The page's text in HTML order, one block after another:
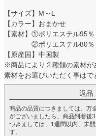
【サイズ】M～L
【カラー】おまかせ
【素材】①ポリエステル95
②ポリエステル80％・レ
【原産国】中国製
※商品により２種類の素材が
素材をお選びいただく事はで
返品
商品の品質につきましては、万
がございましたら、商品到着後
つきましては、1週間以内、未
す。